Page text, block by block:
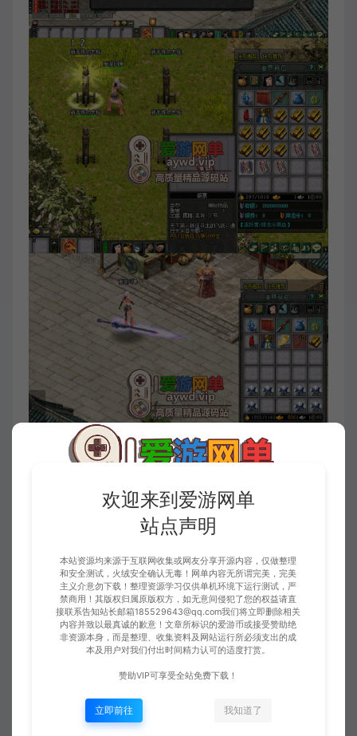
欢迎来到爱游网单
站点声明
本站资源均来源于互联网收集或网友分享开源内容，仅做整理
和安全测试，火绒安全确认无毒！网单内容无所谓完美，完美
主义介意勿下载！整理资源学习仅供单机环境下运行测试，严
禁商用！其版权归属原版权方，如无意间侵犯了您的权益请直
接联系告知站长邮箱185529643@qq.com我们将立即删除相关
内容并致以最真诚的歉意！文章所标识的爱游币或接受赞助绝
非资源本身，而是整理、收集资料及网站运行所必须支出的成
本及用户对我们付出时间精力认可的适度打赏。
赞助VIP可享受全站免费下载！
立即前往 我知道了